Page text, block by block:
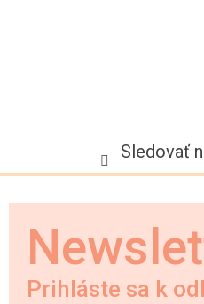
Sledovať
Prihláste sa k